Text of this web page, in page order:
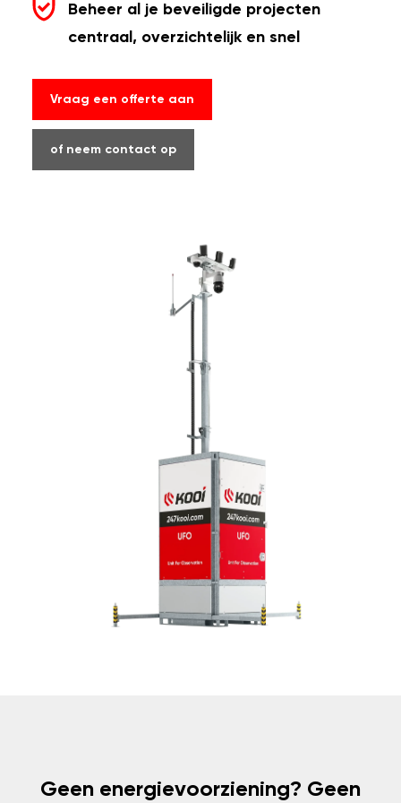
Beheer al je beveiligde projecten
centraal, overzichtelijk en snel
Vraag een offerte aan
of neem contact op
Geen energievoorziening? Geen